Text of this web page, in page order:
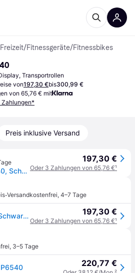
/Fitnessgeräte/Fitnessbikes
Transportrollen
von197,30 €bis300,99 €
von 65,76 € mit
Zahlungen*
Preis inklusive Versand
HMS Fitness MP6540, Schwarz, Orange, Wind-Fahrrad-Trainer
197,30 €
Oder 3 Zahlungen von 65,76 €¹
·Versandkostenfrei, 4–7 Tage
HMS Fitness MP6540, Schwarz, Orange, Wind-Fahrrad-Trainer 197,30 €
Oder 3 Zahlungen von 65,76 €¹
, 3–5 Tage
220,77 €